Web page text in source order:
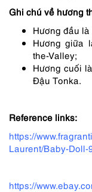
Ghi chú về hương
Hương đầu
Hương giữa
the-Valley;
Hương cuối
Đậu Tonka.
Reference links:
https://
Laurent/Baby-Doll-
https://